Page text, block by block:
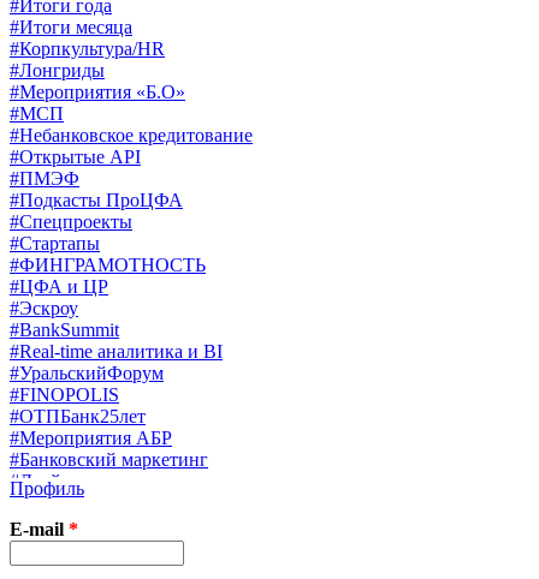
#Итоги года
#Итоги месяца
#Корпкультура/HR
#Лонгриды
#Мероприятия «Б.О»
#МСП
#Небанковское кредитование
#Открытые API
#ПМЭФ
#Подкасты ПроЦФА
#Спецпроекты
#Стартапы
#ФИНГРАМОТНОСТЬ
#ЦФА и ЦР
#Эскроу
#BankSummit
#Real-time аналитика и BI
#УральскийФорум
#FINOPOLIS
#ОТПБанк25лет
#Мероприятия АБР
#Банковский маркетинг
#Драйверы страхования
#Финконгресс ЦБ
#PB&WM
#UX/CX
#Экосистемы
Профиль
E-mail *